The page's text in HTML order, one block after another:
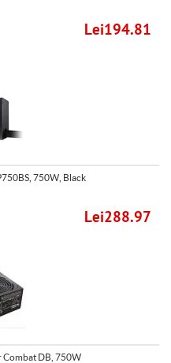
Lei194.81
750W, Black
Lei288.97
Combat DB, 750W